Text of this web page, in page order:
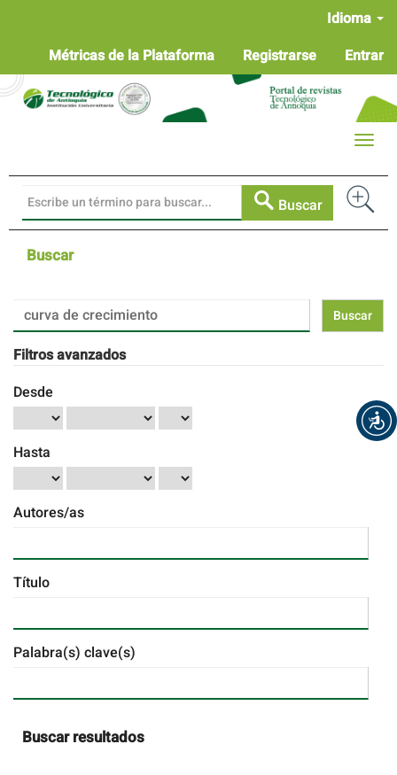
Contenido
principal
Barra
lateral
Idioma
Métricas de la Plataforma
Registrarse Entrar
Buscar
Toggle
Buscar
Buscar
artículos
por
Filtros avanzados
Desde
Hasta
Autores/as
Título
Palabra(s) clave(s)
Buscar resultados